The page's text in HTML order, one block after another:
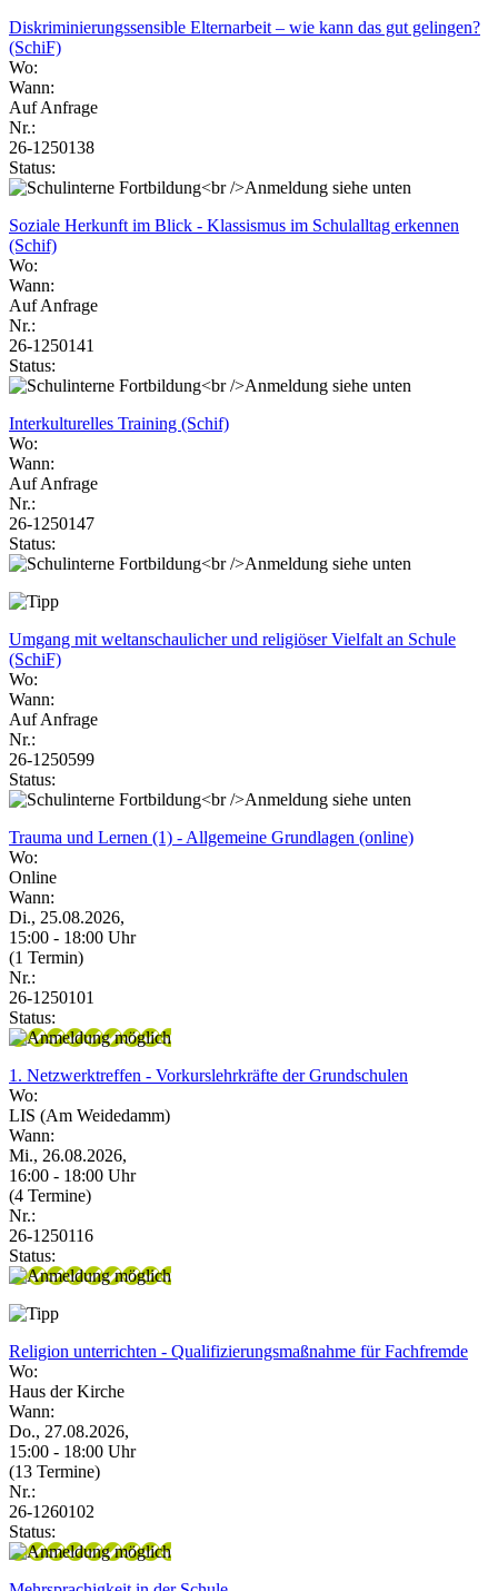
Diskriminierungssensible Elternarbeit – wie kann das gut gelingen?
(SchiF)
Wo:
Wann:
Auf Anfrage
Nr.:
26-1250138
Status:
Soziale Herkunft im Blick - Klassismus im Schulalltag erkennen
(Schif)
Wo:
Wann:
Auf Anfrage
Nr.:
26-1250141
Status:
Interkulturelles Training (Schif)
Wo:
Wann:
Auf Anfrage
Nr.:
26-1250147
Status:
Umgang mit weltanschaulicher und religiöser Vielfalt an Schule
(SchiF)
Wo:
Wann:
Auf Anfrage
Nr.:
26-1250599
Status:
Trauma und Lernen (1) - Allgemeine Grundlagen (online)
Wo:
Online
Wann:
Di., 25.08.2026,
15:00 - 18:00 Uhr
(1 Termin)
Nr.:
26-1250101
Status:
1. Netzwerktreffen - Vorkurslehrkräfte der Grundschulen
Wo:
LIS (Am Weidedamm)
Wann:
Mi., 26.08.2026,
16:00 - 18:00 Uhr
(4 Termine)
Nr.:
26-1250116
Status:
Religion unterrichten - Qualifizierungsmaßnahme für Fachfremde
Wo:
Haus der Kirche
Wann:
Do., 27.08.2026,
15:00 - 18:00 Uhr
(13 Termine)
Nr.:
26-1260102
Status: